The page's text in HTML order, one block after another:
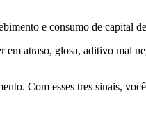
e consumo de capital
em atraso, glosa, aditivo mal
Com esses tres sinais,